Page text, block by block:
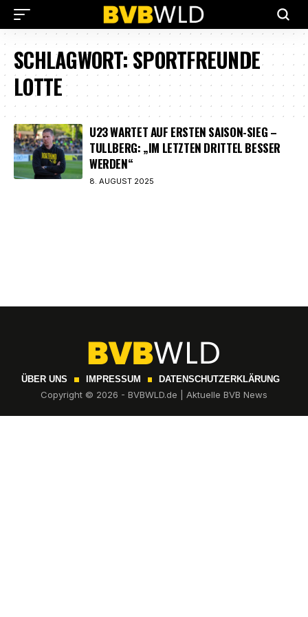
SCHLAGWORT:SPORTFREUNDE
LOTTE
U23 WARTET AUF ERSTEN SAISON-SIEG –
TULLBERG: „IM LETZTEN DRITTEL BESSER
WERDEN“
8. AUGUST 2025
ÜBER UNS IMPRESSUM DATENSCHUTZERKLÄRUNG
Copyright © 2026 - BVBWLD.de | Aktuelle BVB News